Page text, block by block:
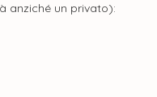
anziché un privato):